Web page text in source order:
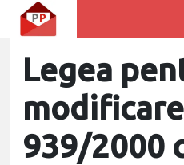
Legea
939/2000